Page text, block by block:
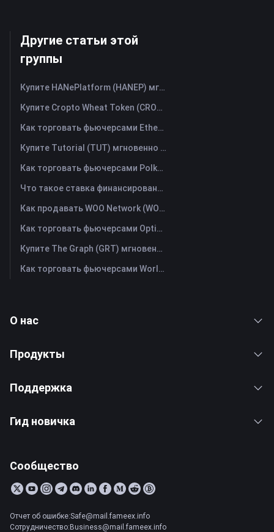
Другие статьи этой
группы
Купите HANePlatform (HANEP) мгновенно с помощью кредитной или дебетовой карты
Купите Cropto Wheat Token (CROW) мгновенно с помощью кредитной или дебетовой карты
Как торговать фьючерсами Ethena (ENA): Полное руководство для начинающих
Купите Tutorial (TUT) мгновенно с помощью кредитной или дебетовой карты
Как торговать фьючерсами Polkadot (DOT): Полное руководство для начинающих
Что такое ставка финансирования? Понимание рыночных сигналов и распространённых злоупотреблений
Как продавать WOO Network (WOO)? | FameEX
Как торговать фьючерсами Optimism (OP): Полное руководство для начинающих
Купите The Graph (GRT) мгновенно с помощью кредитной или дебетовой карты
Как торговать фьючерсами Worldcoin (WLD): Полное руководство для начинающих
О нас
Продукты
Поддержка
Гид новичка
Сообщество
Отчет об ошибке:Safe@mail.fameex.info
Сотрудничество:Business@mail.fameex.info